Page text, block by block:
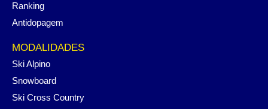
Ranking
Antidopagem
MODALIDADES
Ski Alpino
Snowboard
Ski Cross Country